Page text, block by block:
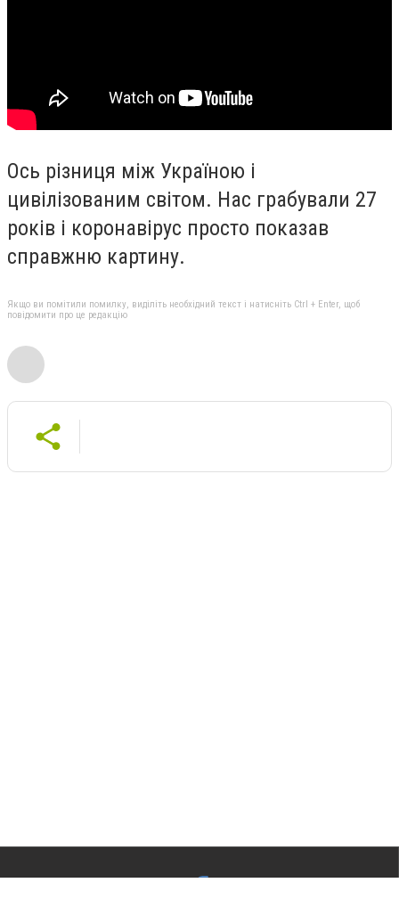
Ось різниця між Україною і
цивілізованим світом. Нас грабували 27
років і коронавірус просто показав
справжню картину.
Якщо ви помітили помилку, виділіть необхідний текст і натисніть Ctrl + Enter, щоб
повідомити про це редакцію